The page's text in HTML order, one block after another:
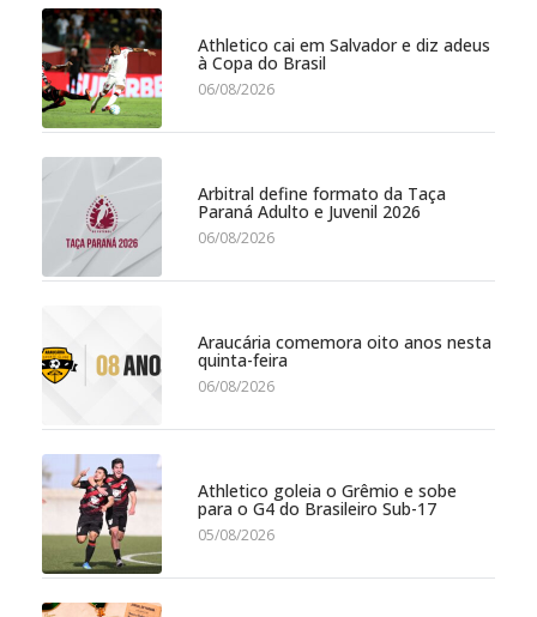
Athletico cai em Salvador e diz adeus
à Copa do Brasil
06/08/2026
Arbitral define formato da Taça
Paraná Adulto e Juvenil 2026
06/08/2026
Araucária comemora oito anos nesta
quinta-feira
06/08/2026
Athletico goleia o Grêmio e sobe
para o G4 do Brasileiro Sub-17
05/08/2026